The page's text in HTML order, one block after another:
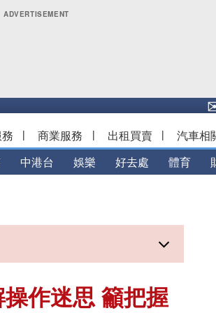
| 商業服務 | 出租買賣 | 汽車相
中港台 娛樂 好去處 體育
作迷思 籲把握